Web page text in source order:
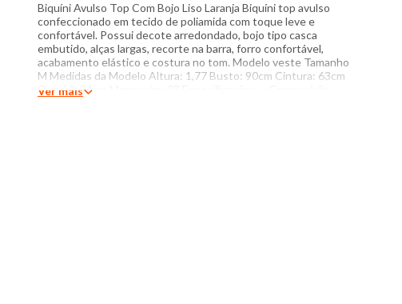
Biquíni Avulso Top Com Bojo Liso Laranja Biquíni top avulso
confeccionado em tecido de poliamida com toque leve e
confortável. Possui decote arredondado, bojo tipo casca
embutido, alças largas, recorte na barra, forro confortável,
acabamento elástico e costura no tom. Modelo veste Tamanho
M Medidas da Modelo Altura: 1,77 Busto: 90cm Cintura: 63cm
Quadril: 94cm Manequim: 38 Especificações: - Composição
Ver mais